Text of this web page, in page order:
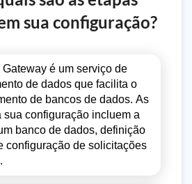
sua configuração?
Gateway é um serviço de
de dados que facilita o
de bancos de dados. As
sua configuração incluem a
banco de dados, definição
configuração de solicitações